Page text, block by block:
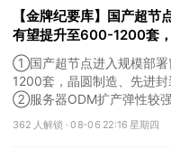
【金牌纪要库】国产超
有望提升至600-1200套
货增速的关键环节
①国产超节点进入规模部署
1200套，晶圆制造、先进
②服务器ODM扩产弹性较
升至10%-15%，这两家公
芯片已经由送样验证逐步
362 人解锁 ·08-06 22:16 星期四